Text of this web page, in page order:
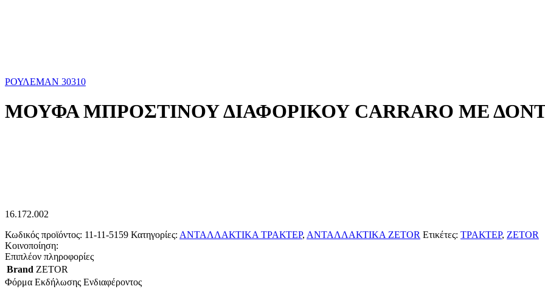
ΡΟΥΛΕΜΑΝ 30310
ΜΟΥΦΑ ΜΠΡΟΣΤΙΝΟΥ ΔΙΑΦΟΡΙΚΟΥ CARRARO ΜΕ
16.172.002
Κωδικός προϊόντος: 11-11-5159 Κατηγορίες: ΑΝΤΑΛΛΑΚΤΙΚΑ ΤΡΑΚΤΕΡ, ΑΝΤΑΛΛΑΚΤΙΚΑ ZETOR Ετικέτες: ΤΡΑΚΤΕΡ, ZETOR
Κοινοποίηση:
Επιπλέον πληροφορίες
Brand ZETOR
Φόρμα Εκδήλωσης Ενδιαφέροντος